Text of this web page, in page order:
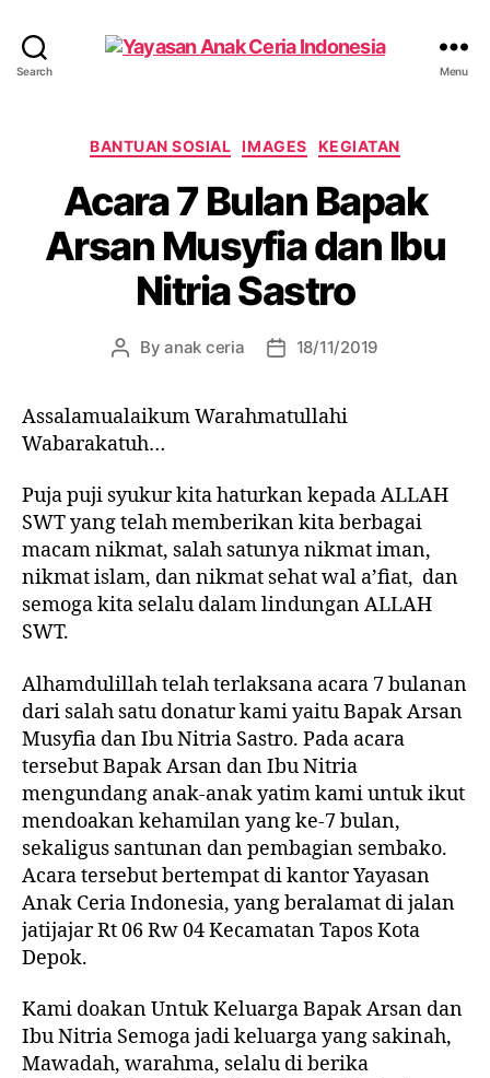
Search
Indonesia
Menu
Categories
BANTUAN SOSIAL IMAGES KEGIATAN
Acara 7 Bulan Bapak
Arsan Musyfia dan Ibu
Nitria Sastro
PostByanak ceria
Post18/11/2019
Assalamualaikum Warahmatullahi
Wabarakatuh…
Puja puji syukur kita haturkan kepada ALLAH
SWT yang telah memberikan kita berbagai
macam nikmat, salah satunya nikmat iman,
nikmat islam, dan nikmat sehat wal a’fiat, dan
semoga kita selalu dalam lindungan ALLAH
SWT.
Alhamdulillah telah terlaksana acara 7 bulanan
dari salah satu donatur kami yaitu Bapak Arsan
Musyfia dan Ibu Nitria Sastro. Pada acara
tersebut Bapak Arsan dan Ibu Nitria
mengundang anak-anak yatim kami untuk ikut
mendoakan kehamilan yang ke-7 bulan,
sekaligus santunan dan pembagian sembako.
Acara tersebut bertempat di kantor Yayasan
Anak Ceria Indonesia, yang beralamat di jalan
jatijajar Rt 06 Rw 04 Kecamatan Tapos Kota
Depok.
Kami doakan Untuk Keluarga Bapak Arsan dan
Ibu Nitria Semoga jadi keluarga yang sakinah,
Mawadah, warahma, selalu di berika